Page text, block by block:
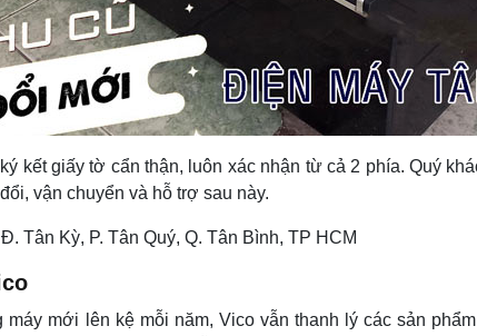
kết giấy tờ cẩn thận, luôn xác nhận từ cả 2 phía. Quý
vận chuyển và hỗ trợ sau này.
Tân Kỳ, P. Tân Quý, Q. Tân Bình, TP HCM
máy mới lên kệ mỗi năm, Vico vẫn thanh lý các sản